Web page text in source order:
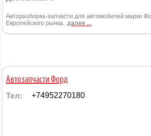
Авторазборка-запчасти для автомобилей марки
Европейского рынка. далее ...
Автозапчасти Форд
Тел: +74952270180